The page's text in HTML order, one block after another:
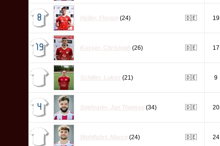
8 Heller, Florian (24) 🇩🇪 19
19 Kusser, Christoph (26) 🇩🇪 17
Schiller, Lukas (21) 🇩🇪 9
4 Stiefvater, Jan Thomas (34) 🇩🇪 20
Wohlfahrt, Marco (24) 🇩🇪 24